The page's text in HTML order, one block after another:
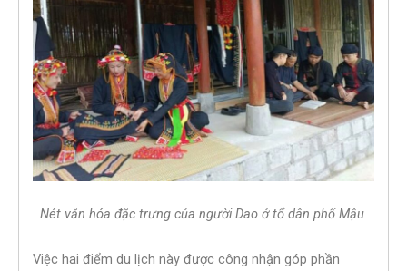
Nét văn hóa đặc trưng của người Dao ở tổ dân phố Mậu
Việc hai điểm du lịch này được công nhận góp phần